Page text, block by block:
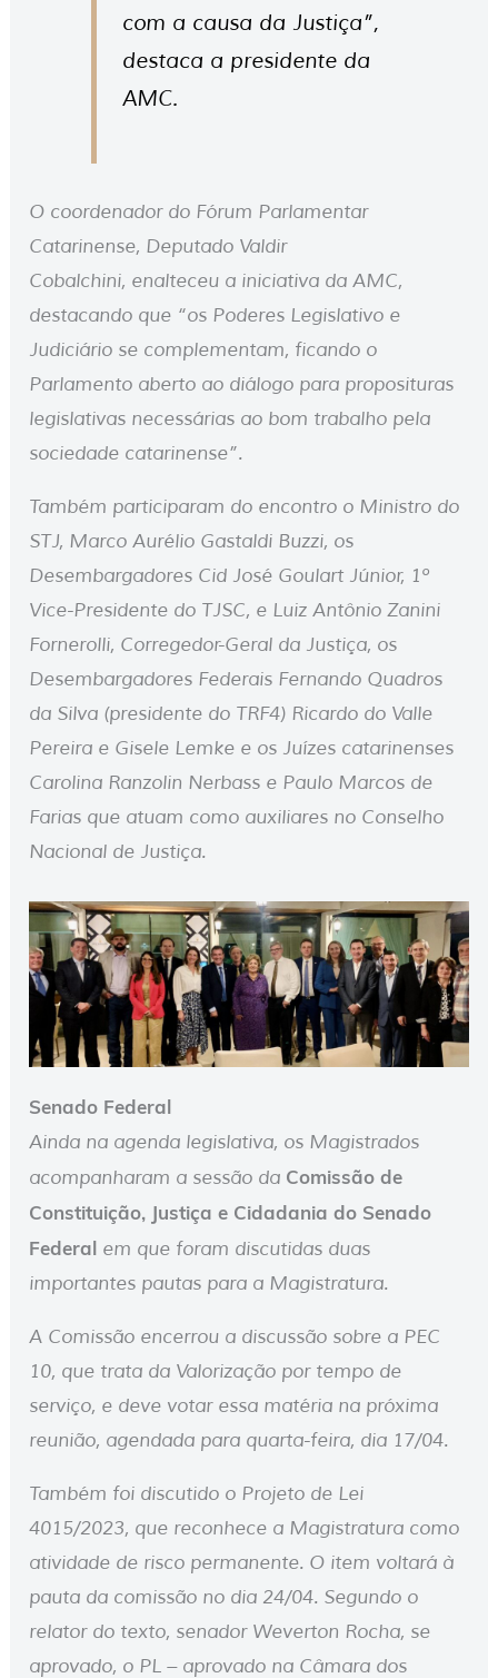
com a causa da Justiça”,
destaca a presidente da
AMC.
O coordenador do Fórum Parlamentar
Catarinense, Deputado Valdir
Cobalchini, enalteceu a iniciativa da AMC,
destacando que “os Poderes Legislativo e
Judiciário se complementam, ficando o
Parlamento aberto ao diálogo para proposituras
legislativas necessárias ao bom trabalho pela
sociedade catarinense”.
Também participaram do encontro o Ministro do
STJ, Marco Aurélio Gastaldi Buzzi, os
Desembargadores Cid José Goulart Júnior, 1º
Vice-Presidente do TJSC, e Luiz Antônio Zanini
Fornerolli, Corregedor-Geral da Justiça, os
Desembargadores Federais Fernando Quadros
da Silva (presidente do TRF4) Ricardo do Valle
Pereira e Gisele Lemke e os Juízes catarinenses
Carolina Ranzolin Nerbass e Paulo Marcos de
Farias que atuam como auxiliares no Conselho
Nacional de Justiça.
Senado Federal
Ainda na agenda legislativa, os Magistrados
acompanharam a sessão da Comissão de
Constituição, Justiça e Cidadania do Senado
Federal em que foram discutidas duas
importantes pautas para a Magistratura.
A Comissão encerrou a discussão sobre a PEC
10, que trata da Valorização por tempo de
serviço, e deve votar essa matéria na próxima
reunião, agendada para quarta-feira, dia 17/04.
Também foi discutido o Projeto de Lei
4015/2023, que reconhece a Magistratura como
atividade de risco permanente. O item voltará à
pauta da comissão no dia 24/04. Segundo o
relator do texto, senador Weverton Rocha, se
aprovado, o PL – aprovado na Câmara dos